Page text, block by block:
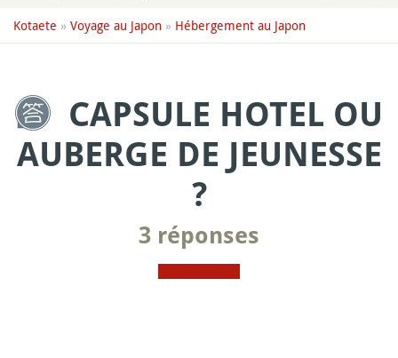
Kotaete » Voyage au Japon » Hébergement au Japon
CAPSULE HOTEL OU
AUBERGE DE JEUNESSE
?
3 réponses